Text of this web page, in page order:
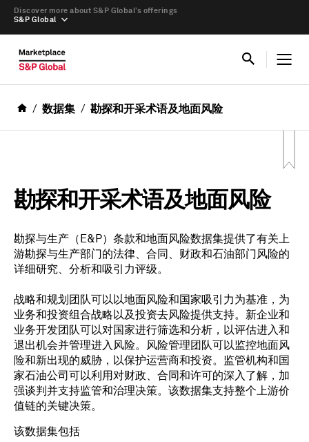
S&P Global
Discover more about S&P Global’s offerings
数据集 勘探和开采术语及地面风险
勘探和开采术语及地面风险
勘探与生产（E&P）条款和地面风险数据集提供了有关上
游勘探与生产部门的法律、合同、财政和石油部门风险的
详细研究、分析和吸引力评级。
战略和规划团队可以以地面风险和国家吸引力为基准，为
业务和投资组合战略以及投资去风险提供支持。新企业和
业务开发团队可以对国家进行筛选和分析，以评估进入和
退出机会并管理进入风险。风险管理团队可以监控地面风
险和新出现的威胁，以保护运营商和投资。监管机构和国
家石油公司可以利用对财政、合同和许可的深入了解，加
强谈判并支持监管和治理决策。该数据集支持整个上游价
值链的关键决策。
该数据集包括